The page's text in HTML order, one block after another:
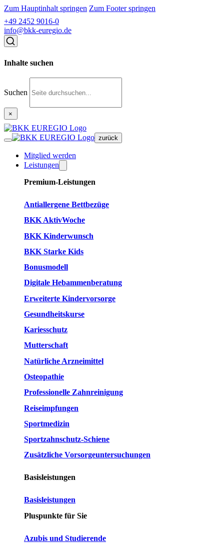
Zum Hauptinhalt springen Zum Footer springen
+49 2452 9016-0
info@bkk-euregio.de
Inhalte suchen
Suchen
×
zurück
Mitglied werden
Leistungen
Premium-Leistungen
Antiallergene Bettbezüge
BKK AktivWoche
BKK Kinderwunsch
BKK Starke Kids
Bonusmodell
Digitale Hebammenberatung
Erweiterte Kindervorsorge
Gesundheitskurse
Kariesschutz
Mutterschaft
Natürliche Arzneimittel
Osteopathie
Professionelle Zahnreinigung
Reiseimpfungen
Sportmedizin
Sportzahnschutz-Schiene
Zusätzliche Vorsorgeuntersuchungen
Basisleistungen
Basisleistungen
Pluspunkte für Sie
Azubis und Studierende